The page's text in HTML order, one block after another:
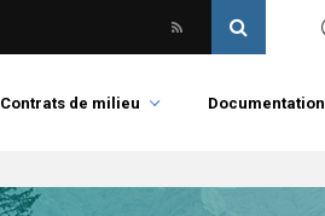
Contrats de milieu Documentation